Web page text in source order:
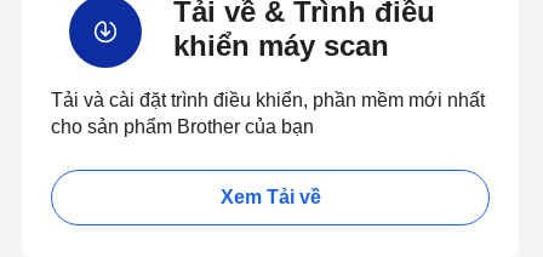
Tải về & Trình điều
khiển máy scan
Tải và cài đặt trình điều khiển, phần mềm mới nhất
cho sản phẩm Brother của bạn
Xem Tải về